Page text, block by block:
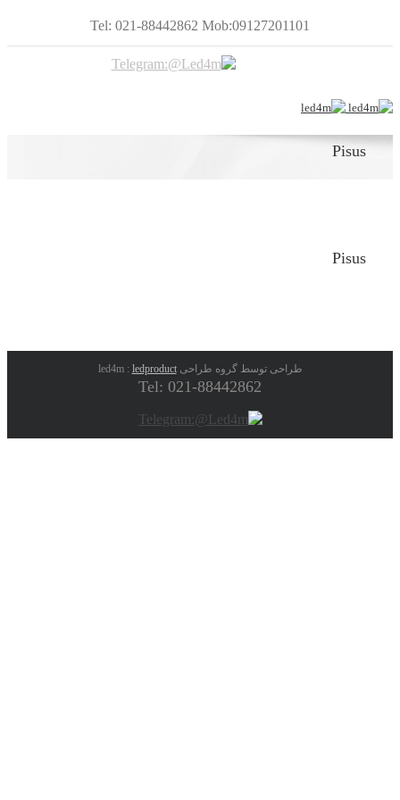
Tel: 021-88442862 Mob:09127201101
Pisus
Pisus
طراحی توسط گروه طراحی led4m :ledproduct
Tel: 021-88442862